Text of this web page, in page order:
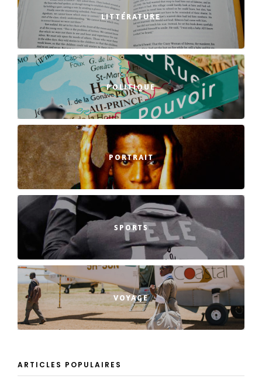
LITTÉRATURE
POLITIQUE
PORTRAIT
SPORTS
VOYAGE
ARTICLES POPULAIRES